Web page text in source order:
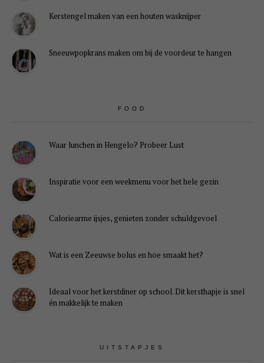
Kerstengel maken van een houten wasknijper
Sneeuwpopkrans maken om bij de voordeur te hangen
FOOD
Waar lunchen in Hengelo? Probeer Lust
Inspiratie voor een weekmenu voor het hele gezin
Caloriearme ijsjes, genieten zonder schuldgevoel
Wat is een Zeeuwse bolus en hoe smaakt het?
Ideaal voor het kerstdiner op school. Dit kersthapje is snel
én makkelijk te maken
UITSTAPJES